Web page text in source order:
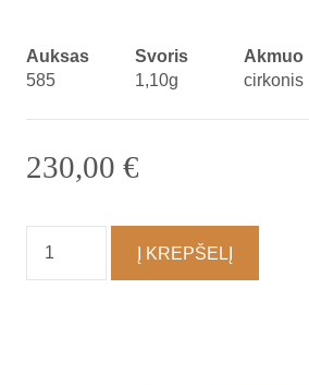
Auksas
585
Svoris
1,10g
Akmuo
cirkonis
230,00 €
kiekis:
Auskarai
Į KREPŠELĮ